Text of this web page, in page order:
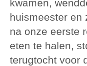
kwamen,
huismeester en
na onze eerste
eten te halen,
terugtocht voor